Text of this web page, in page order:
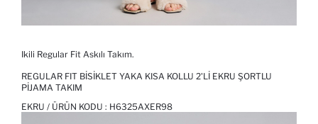
Ikili Regular Fit Askılı Takım.
REGULAR FIT BISIKLET YAKA KISA KOLLU 2'LI EKRU ŞORTLU
PIJAMA TAKIM
EKRU / ÜRÜN KODU : H6325AXER98